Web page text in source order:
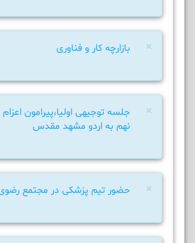
× بازارچه کار و فناوری
×
جلسه توجیهی اولیا،پیرامون
نهم به اردو مشهد مقدس
× حضور تیم پزشکی در مجتمع رضوی